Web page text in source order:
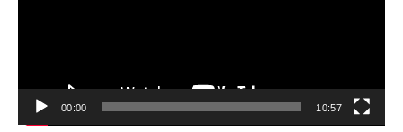
00:00 10:57